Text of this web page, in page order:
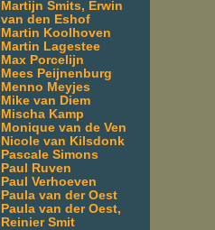
Martijn Smits, Erwin
van den Eshof
Martin Koolhoven
Martin Lagestee
Max Porcelijn
Mees Peijnenburg
Menno Meyjes
Mike van Diem
Mischa Kamp
Monique van de Ven
Nicole van Kilsdonk
Pascale Simons
Paul Ruven
Paul Verhoeven
Paula van der Oest
Paula van der Oest,
Reinier Smit